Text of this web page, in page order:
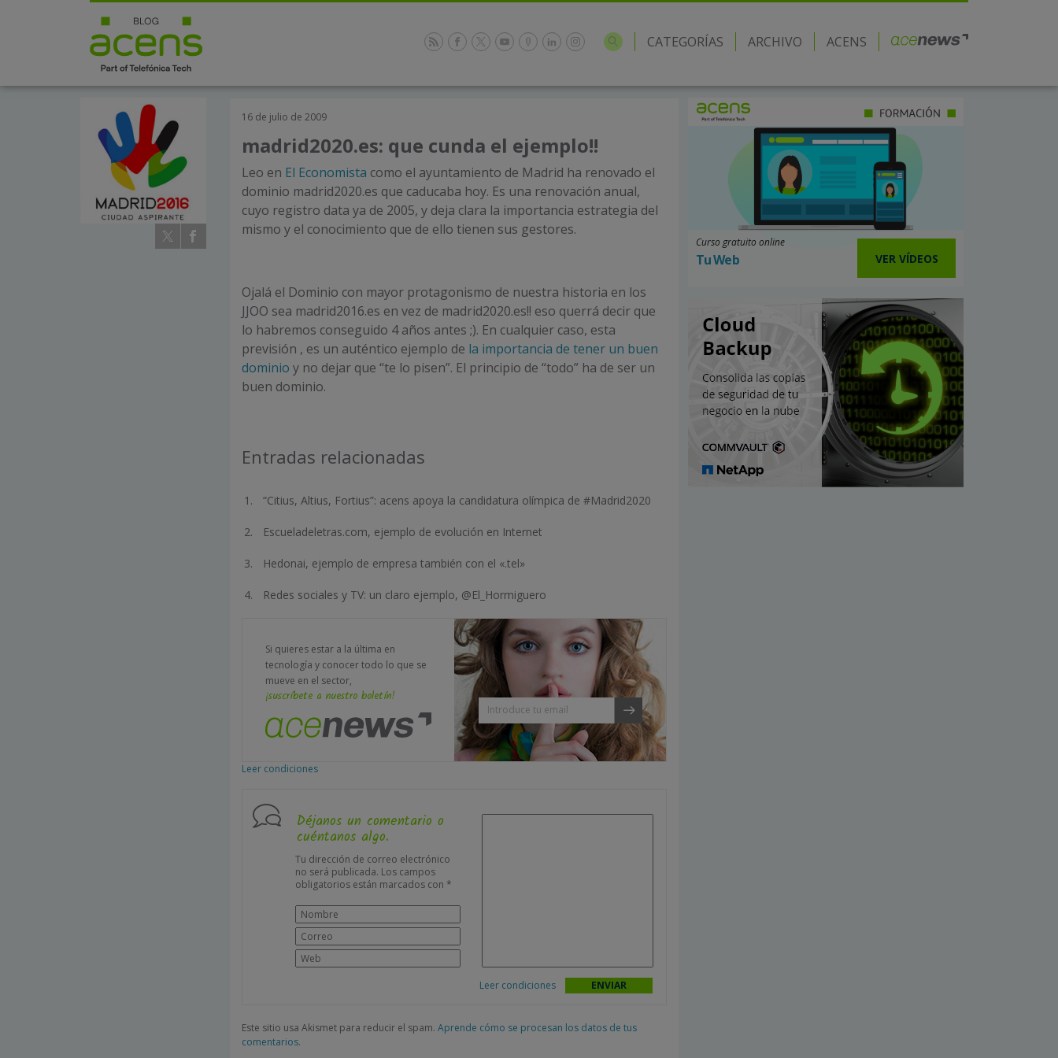
CATEGORÍAS ARCHIVO ACENS
16 de julio de 2009
madrid2020.es: que cunda el ejemplo!!
Leo en El Economista como el ayuntamiento de Madrid ha renovado el
dominio madrid2020.es que caducaba hoy. Es una renovación anual,
cuyo registro data ya de 2005, y deja clara la importancia estrategia del
mismo y el conocimiento que de ello tienen sus gestores.
Ojalá el Dominio con mayor protagonismo de nuestra historia en los
JJOO sea madrid2016.es en vez de madrid2020.es!! eso querrá decir que
lo habremos conseguido 4 años antes ;). En cualquier caso, esta
previsión , es un auténtico ejemplo de la importancia de tener un buen
dominio y no dejar que “te lo pisen”. El principio de “todo” ha de ser un
buen dominio.
Entradas relacionadas
“Citius, Altius, Fortius”: acens apoya la candidatura olímpica de #Madrid2020
Escueladeletras.com, ejemplo de evolución en Internet
Hedonai, ejemplo de empresa también con el «.tel»
Redes sociales y TV: un claro ejemplo, @El_Hormiguero
Si quieres estar a la última en
tecnología y conocer todo lo que se
mueve en el sector,
¡suscríbete a nuestro boletín!
Leer condiciones
Déjanos un comentario o
cuéntanos algo.
Tu dirección de correo electrónico
no será publicada. Los campos
obligatorios están marcados con *
Leer condiciones
Este sitio usa Akismet para reducir el spam. Aprende cómo se procesan los datos de tus
comentarios.
Curso gratuito online
Tu Web VER VÍDEOS